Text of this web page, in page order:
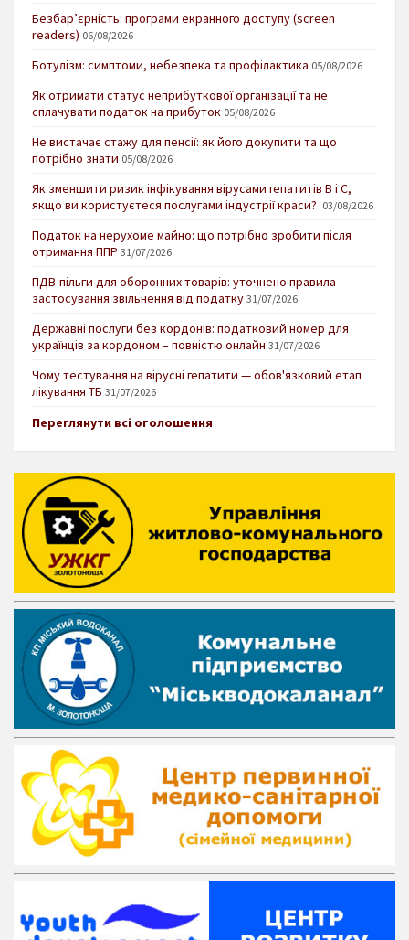
Безбар’єрність: програми екранного доступу (screen
readers) 06/08/2026
Ботулізм: симптоми, небезпека та профілактика 05/08/2026
Як отримати статус неприбуткової організації та не
сплачувати податок на прибуток 05/08/2026
Не вистачає стажу для пенсії: як його докупити та що
потрібно знати 05/08/2026
Як зменшити ризик інфікування вірусами гепатитів В і С,
якщо ви користуєтеся послугами індустрії краси? 03/08/2026
Податок на нерухоме майно: що потрібно зробити після
отримання ППР 31/07/2026
ПДВ-пільги для оборонних товарів: уточнено правила
застосування звільнення від податку 31/07/2026
Державні послуги без кордонів: податковий номер для
українців за кордоном – повністю онлайн 31/07/2026
Чому тестування на вірусні гепатити — обов'язковий етап
лікування ТБ 31/07/2026
Переглянути всі оголошення